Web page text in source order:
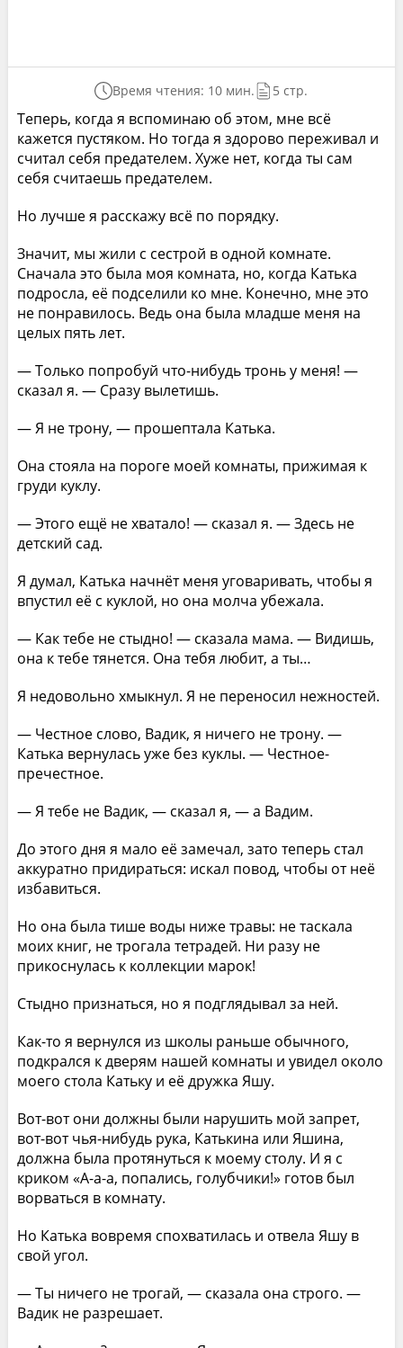
Время чтения: 10 мин. 5 стр.
Теперь, когда я вспоминаю об этом, мне всё
кажется пустяком. Но тогда я здорово переживал и
считал себя предателем. Хуже нет, когда ты сам
себя считаешь предателем.
Но лучше я расскажу всё по порядку.
Значит, мы жили с сестрой в одной комнате.
Сначала это была моя комната, но, когда Катька
подросла, её подселили ко мне. Конечно, мне это
не понравилось. Ведь она была младше меня на
целых пять лет.
— Только попробуй что-нибудь тронь у меня! —
сказал я. — Сразу вылетишь.
— Я не трону, — прошептала Катька.
Она стояла на пороге моей комнаты, прижимая к
груди куклу.
— Этого ещё не хватало! — сказал я. — Здесь не
детский сад.
Я думал, Катька начнёт меня уговаривать, чтобы я
впустил её с куклой, но она молча убежала.
— Как тебе не стыдно! — сказала мама. — Видишь,
она к тебе тянется. Она тебя любит, а ты…
Я недовольно хмыкнул. Я не переносил нежностей.
— Честное слово, Вадик, я ничего не трону. —
Катька вернулась уже без куклы. — Честное-
пречестное.
— Я тебе не Вадик, — сказал я, — а Вадим.
До этого дня я мало её замечал, зато теперь стал
аккуратно придираться: искал повод, чтобы от неё
избавиться.
Но она была тише воды ниже травы: не таскала
моих книг, не трогала тетрадей. Ни разу не
прикоснулась к коллекции марок!
Стыдно признаться, но я подглядывал за ней.
Как-то я вернулся из школы раньше обычного,
подкрался к дверям нашей комнаты и увидел около
моего стола Катьку и её дружка Яшу.
Вот-вот они должны были нарушить мой запрет,
вот-вот чья-нибудь рука, Катькина или Яшина,
должна была протянуться к моему столу. И я с
криком «А-а-а, попались, голубчики!» готов был
ворваться в комнату.
Но Катька вовремя спохватилась и отвела Яшу в
свой угол.
— Ты ничего не трогай, — сказала она строго. —
Вадик не разрешает.